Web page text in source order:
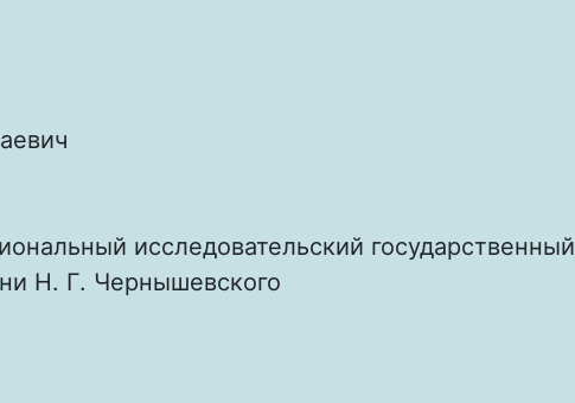
исследовательский государственный
Н. Г. Чернышевского